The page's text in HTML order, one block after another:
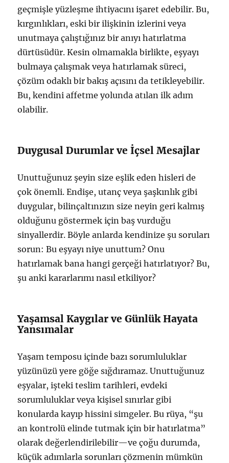
geçmişle yüzleşme ihtiyacını işaret edebilir. Bu,
kırgınlıkları, eski bir ilişkinin izlerini veya
unutmaya çalıştığınız bir anıyı hatırlatma
dürtüsüdür. Kesin olmamakla birlikte, eşyayı
bulmaya çalışmak veya hatırlamak süreci,
çözüm odaklı bir bakış açısını da tetikleyebilir.
Bu, kendini affetme yolunda atılan ilk adım
olabilir.
Duygusal Durumlar ve İçsel Mesajlar
Unuttuğunuz şeyin size eşlik eden hisleri de
çok önemli. Endişe, utanç veya şaşkınlık gibi
duygular, bilinçaltınızın size neyin geri kalmış
olduğunu göstermek için baş vurduğu
sinyallerdir. Böyle anlarda kendinize şu soruları
sorun: Bu eşyayı niye unuttum? Onu
hatırlamak bana hangi gerçeği hatırlatıyor? Bu,
şu anki kararlarımı nasıl etkiliyor?
Yaşamsal Kaygılar ve Günlük Hayata
Yansımalar
Yaşam temposu içinde bazı sorumluluklar
yüzünüzü yere göğe sığdıramaz. Unuttuğunuz
eşyalar, işteki teslim tarihleri, evdeki
sorumluluklar veya kişisel sınırlar gibi
konularda kayıp hissini simgeler. Bu rüya, “şu
an kontrolü elinde tutmak için bir hatırlatma”
olarak değerlendirilebilir—ve çoğu durumda,
küçük adımlarla sorunları çözmenin mümkün